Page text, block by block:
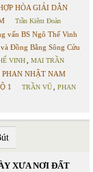
HÒA GIẢI DÂN
Trần Kiêm Đoàn
vấn BS Ngô Thế Vinh
Đồng Bằng Sông Cửu
VINH, MAI TRẦN
PHAN NHẬT NAM
1
TRẦN VŨ, PHAN
XƯA NƠI ĐẤT